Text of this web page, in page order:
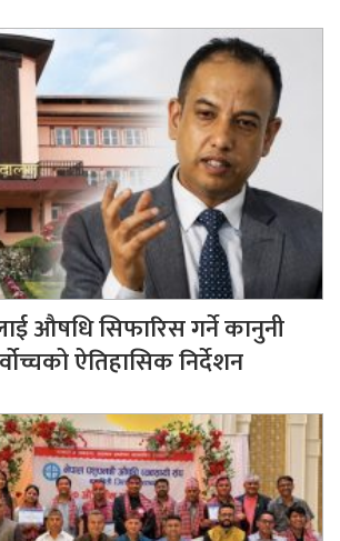
औषधि सिफारिस गर्ने कानुनी
ऐतिहासिक निर्देशन